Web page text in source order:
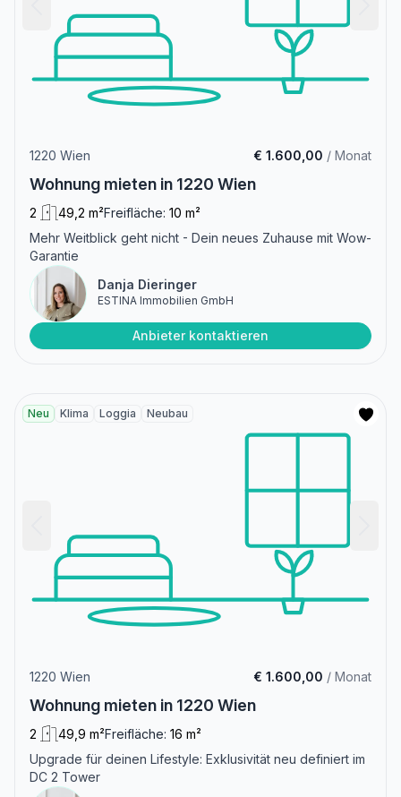
1220 Wien € 1.600,00 / Monat
Wohnung mieten in 1220 Wien
2 49,2 m²Freifläche: 10 m²
Mehr Weitblick geht nicht - Dein neues Zuhause mit Wow-
Garantie
Danja Dieringer
ESTINA Immobilien GmbH
Anbieter kontaktieren
Neu Klima Loggia Neubau
1220 Wien € 1.600,00 / Monat
Wohnung mieten in 1220 Wien
2 49,9 m²Freifläche: 16 m²
Upgrade für deinen Lifestyle: Exklusivität neu definiert im
DC 2 Tower